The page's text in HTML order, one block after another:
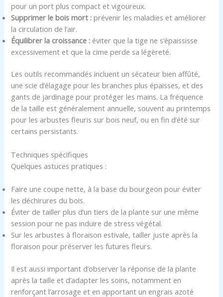
pour un port plus compact et vigoureux.
Supprimer le bois mort : prévenir les maladies et améliorer
la circulation de l’air.
Équilibrer la croissance : éviter que la tige ne s’épaississe
excessivement et que la cime perde sa légèreté.
Les outils recommandés incluent un sécateur bien affûté,
une scie d’élagage pour les branches plus épaisses, et des
gants de jardinage pour protéger les mains. La fréquence
de la taille est généralement annuelle, souvent au printemps
pour les arbustes fleuris sur bois neuf, ou en fin d’été sur
certains persistants.
Techniques spécifiques
Quelques astuces pratiques :
Faire une coupe nette, à la base du bourgeon pour éviter
les déchirures du bois.
Éviter de tailler plus d’un tiers de la plante sur une même
session pour ne pas induire de stress végétal.
Sur les arbustes à floraison estivale, tailler juste après la
floraison pour préserver les futures fleurs.
Il est aussi important d’observer la réponse de la plante
après la taille et d’adapter les soins, notamment en
renforçant l’arrosage et en apportant un engrais azoté